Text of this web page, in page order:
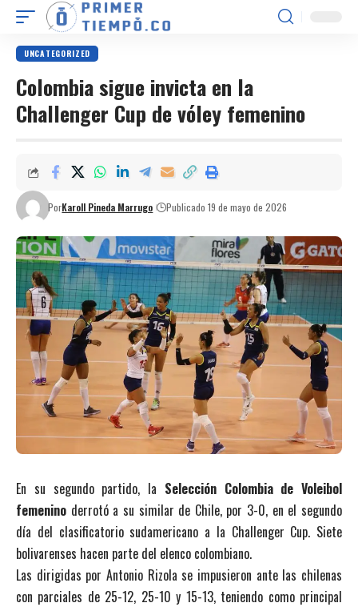
UNCATEGORIZED
Colombia sigue invicta en la
Challenger Cup de vóley femenino
PorKaroll Pineda Marrugo Publicado 19 de mayo de 2026
En su segundo partido, la Selección Colombia de Voleibol
femenino derrotó a su similar de Chile, por 3-0, en el segundo
día del clasificatorio sudamericano a la Challenger Cup. Siete
bolivarenses hacen parte del elenco colombiano.
Las dirigidas por Antonio Rizola se impusieron ante las chilenas
con parciales de 25-12, 25-10 y 15-13, teniendo como principal